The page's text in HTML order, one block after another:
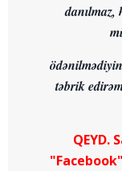
danılmaz,
təbrik
QEYD.